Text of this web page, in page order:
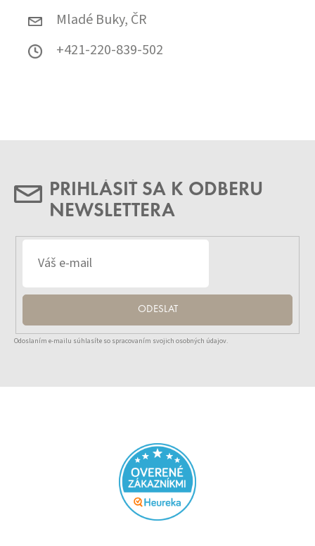
Mladé Buky, ČR
+421-220-839-502
PRIHLÁSIŤ SA K ODBERU
NEWSLETTERA
ODESLAT
Odoslaním e-mailu súhlasíte so spracovaním svojich osobných údajov.